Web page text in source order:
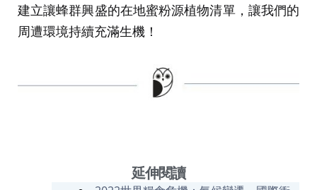
建立讓蜂群興盛的在地蜜粉源植物清單，讓我們的
周遭環境持續充滿生機！
延伸閱讀